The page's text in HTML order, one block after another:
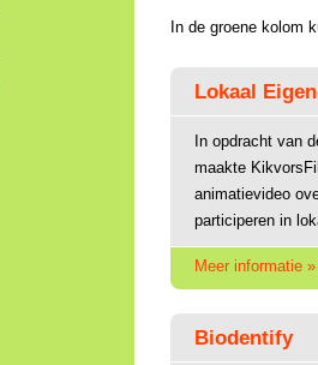
In de groene kolom
Lokaal
In opdracht van
maakte
animatievideo
participeren in
Meer informatie »
Biodentify